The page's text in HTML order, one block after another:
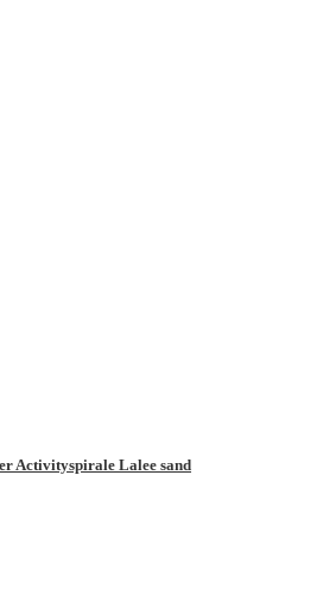
Activityspirale Lalee sand